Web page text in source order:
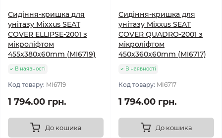
Сидіння-кришка для
унітазу Mixxus SEAT
COVER ELLIPSE-2001 з
мікроліфтом
455x380x60mm (MI6719)
В наявності
Код товару: MI6719
1 794.00 грн.
До кошика
Сидіння-кришка для
унітазу Mixxus SEAT
COVER QUADRO-2001 з
мікроліфтом
450x360x60mm (MI6717)
В наявності
Код товару: MI6717
1 794.00 грн.
До кошика